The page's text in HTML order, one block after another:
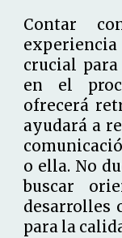
Contar
crucial
en el
ofrecerá
ayudará a
o ella. No
buscar
desarrolles
para la